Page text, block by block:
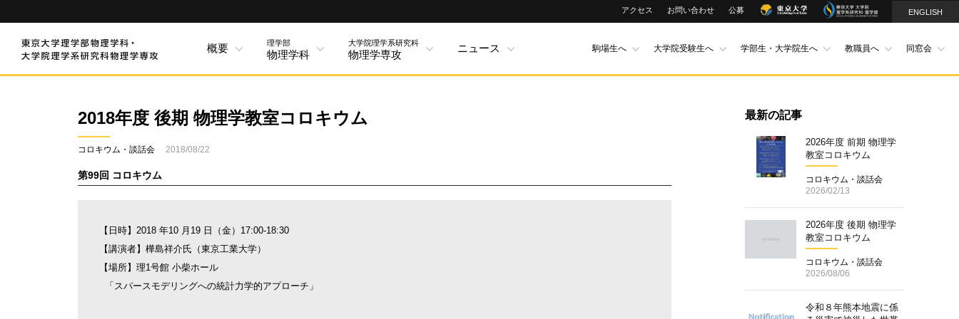
アクセス お問い合わせ 公募 ENGLISH
概要 理学部
物理学科
大学院理学系研究科
物理学専攻
ニュース 駒場生へ 大学院受験生へ 学部生・大学院生へ 教職員へ 同窓会
2018年度 後期 物理学教室コロキウム
コロキウム・談話会 2018/08/22
第99回 コロキウム
【日時】2018 年10 月19 日（金）17:00-18:30
【講演者】樺島祥介氏（東京工業大学）
【場所】理1号館 小柴ホール
「スパースモデリングへの統計力学的アプローチ」
最新の記事
2026年度 前期 物理学
教室コロキウム
コロキウム・談話会
2026/02/13
2026年度 後期 物理学
教室コロキウム
コロキウム・談話会
2026/08/06
令和８年熊本地震に係